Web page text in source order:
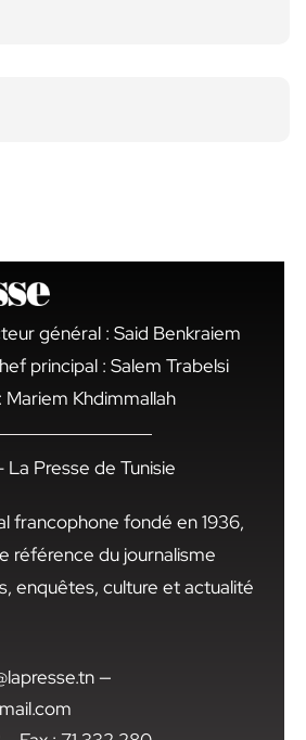
général : Said Benkraiem
principal : Salem Trabelsi
Mariem Khdimmallah
Presse de Tunisie
francophone fondé en 1936,
référence du journalisme
enquêtes, culture et actualité
—